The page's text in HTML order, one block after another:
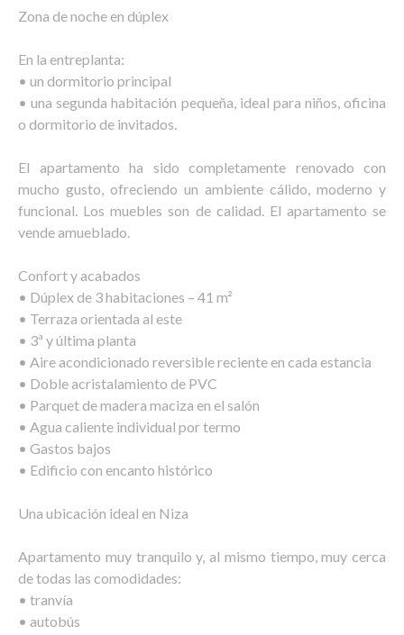
Zona de noche en dúplex
En la entreplanta:
• un dormitorio principal
• una segunda habitación pequeña, ideal para niños, oficina
o dormitorio de invitados.
El apartamento ha sido completamente renovado con
mucho gusto, ofreciendo un ambiente cálido, moderno y
funcional. Los muebles son de calidad. El apartamento se
vende amueblado.
Confort y acabados
• Dúplex de 3 habitaciones – 41 m²
• Terraza orientada al este
• 3ª y última planta
• Aire acondicionado reversible reciente en cada estancia
• Doble acristalamiento de PVC
• Parquet de madera maciza en el salón
• Agua caliente individual por termo
• Gastos bajos
• Edificio con encanto histórico
Una ubicación ideal en Niza
Apartamento muy tranquilo y, al mismo tiempo, muy cerca
de todas las comodidades:
• tranvía
• autobús